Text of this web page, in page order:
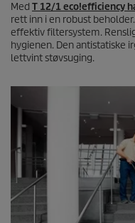
Med T 12/1eco!efficiency
rett inn i en robust
effektiv filtersystem.
hygienen. Den antistatiske
lettvint støvsuging.